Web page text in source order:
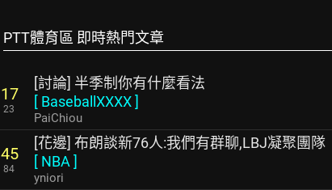
PTT體育區 即時熱門文章
17
23
[討論] 半季制你有什麼看法
[ BaseballXXXX]
PaiChiou
45
84
[花邊] 布朗談新76人:我們有群聊,LBJ凝聚團隊
[ NBA ]
yniori